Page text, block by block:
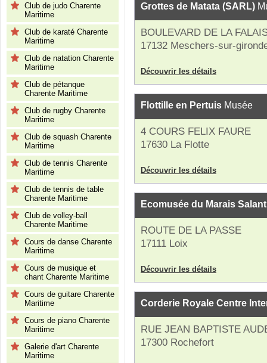
Club de judo Charente
Maritime
Club de karaté Charente
Maritime
Club de natation Charente
Maritime
Club de pétanque
Charente Maritime
Club de rugby Charente
Maritime
Club de squash Charente
Maritime
Club de tennis Charente
Maritime
Club de tennis de table
Charente Maritime
Club de volley-ball
Charente Maritime
Cours de danse Charente
Maritime
Cours de musique et
chant Charente Maritime
Cours de guitare Charente
Maritime
Cours de piano Charente
Maritime
Galerie d'art Charente
Maritime
Grottes de Matata (SARL)
BOULEVARD DE LA
17132 Meschers-sur-
Découvrir les détails
Flottille en Pertuis Musée
4 COURS FELIX FAURE
17630 La Flotte
Découvrir les détails
Ecomusée du Marais Salant
ROUTE DE LA PASSE
17111 Loix
Découvrir les détails
Corderie Royale Centre
RUE JEAN BAPTISTE
17300 Rochefort